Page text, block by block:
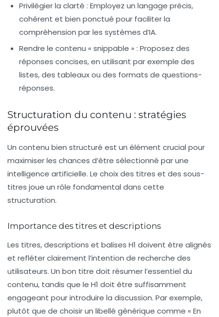
Privilégier la clarté : Employez un langage précis,
cohérent et bien ponctué pour faciliter la
compréhension par les systèmes d’IA.
Rendre le contenu « snippable » : Proposez des
réponses concises, en utilisant par exemple des
listes, des tableaux ou des formats de questions-
réponses.
Structuration du contenu : stratégies
éprouvées
Un contenu bien structuré est un élément crucial pour
maximiser les chances d’être sélectionné par une
intelligence artificielle. Le choix des titres et des sous-
titres joue un rôle fondamental dans cette
structuration.
Importance des titres et descriptions
Les titres, descriptions et balises H1 doivent être alignés
et refléter clairement l’intention de recherche des
utilisateurs. Un bon titre doit résumer l’essentiel du
contenu, tandis que le H1 doit être suffisamment
engageant pour introduire la discussion. Par exemple,
plutôt que de choisir un libellé générique comme « En